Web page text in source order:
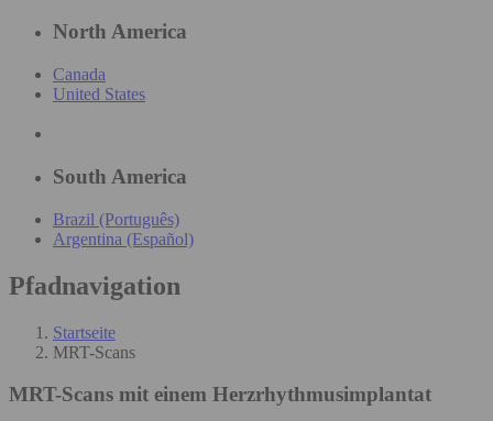
North America
Canada
United States
South America
Brazil (Português)
Argentina (Español)
Pfadnavigation
Startseite
MRT-Scans
MRT-Scans mit einem Herzrhythmusimplantat